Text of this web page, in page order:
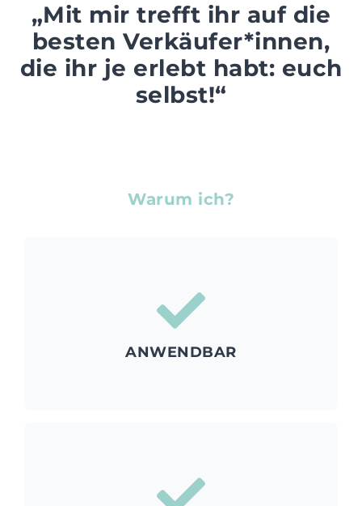
„Mit mir trefft ihr auf die
besten Verkäufer*innen,
die ihr je erlebt habt: euch
selbst!“
Warum ich?
ANWENDBAR
Lösungen, funktionierende Verkaufsmethoden,
Tipps für die Preisverhandlung und höchst
wirksame Formulierungsbeispiele aus meinem
operativ im Verkauf tätig. (100 %